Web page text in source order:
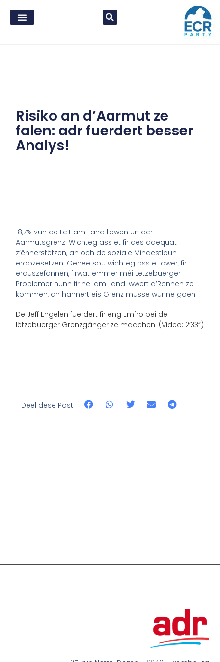
Risiko an d’Aarmut ze
falen: adr fuerdert besser
Analys!
18,7% vun de Leit am Land liewen un der
Aarmutsgrenz. Wichteg ass et fir dës adequat
z’ënnerstëtzen, an och de soziale Mindestloun
eropzesetzen. Genee sou wichteg ass et awer, fir
erauszefannen, firwat ëmmer méi Lëtzebuerger
Problemer hunn fir hei am Land iwwert d’Ronnen ze
kommen, an hannert eis Grenz musse wunne goen.
De Jeff Engelen fuerdert fir eng Ëmfro bei de
lëtzebuerger Grenzgänger ze maachen. (Video: 2’33”)
Deel dëse Post: